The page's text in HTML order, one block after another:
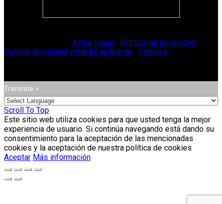
Aviso Legal Política de privacidad
Política de calidad y medio ambiente
Cookies
Translate »
Scroll To Top
Este sitio web utiliza cookies para que usted tenga la mejor
experiencia de usuario. Si continúa navegando está dando su
consentimiento para la aceptación de las mencionadas
cookies y la aceptación de nuestra política de cookies
Aceptar Más información